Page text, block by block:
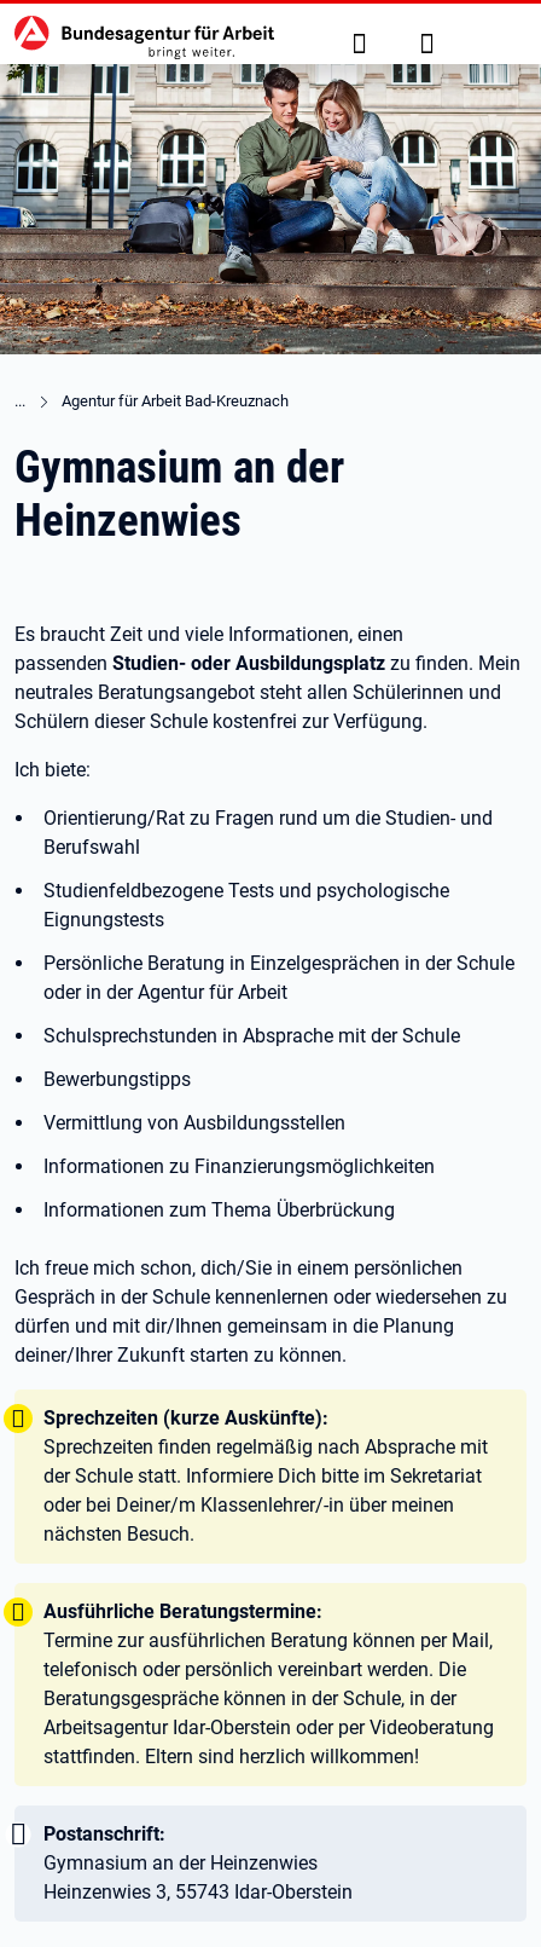
zu den Hauptinhalten springen
Hauptnavigation Suche Anmelden
Agentur für Arbeit Bad-Kreuznach
Gymnasium an der
Heinzenwies
Es braucht Zeit und viele Informationen, einen
passenden Studien- oder Ausbildungsplatz zu finden. Mein
neutrales Beratungsangebot steht allen Schülerinnen und
Schülern dieser Schule kostenfrei zur Verfügung.
Ich biete:
Orientierung/Rat zu Fragen rund um die Studien- und
Berufswahl
Studienfeldbezogene Tests und psychologische
Eignungstests
Persönliche Beratung in Einzelgesprächen in der Schule
oder in der Agentur für Arbeit
Schulsprechstunden in Absprache mit der Schule
Bewerbungstipps
Vermittlung von Ausbildungsstellen
Informationen zu Finanzierungsmöglichkeiten
Informationen zum Thema Überbrückung
Ich freue mich schon, dich/Sie in einem persönlichen
Gespräch in der Schule kennenlernen oder wiedersehen zu
dürfen und mit dir/Ihnen gemeinsam in die Planung
deiner/Ihrer Zukunft starten zu können.
Tipp:
Sprechzeiten (kurze Auskünfte):
Sprechzeiten finden regelmäßig nach Absprache mit
der Schule statt. Informiere Dich bitte im Sekretariat
oder bei Deiner/m Klassenlehrer/-in über meinen
nächsten Besuch.
Tipp:
Ausführliche Beratungstermine:
Termine zur ausführlichen Beratung können per Mail,
telefonisch oder persönlich vereinbart werden. Die
Beratungsgespräche können in der Schule, in der
Arbeitsagentur Idar-Oberstein oder per Videoberatung
stattfinden. Eltern sind herzlich willkommen!
Wichtig:
Postanschrift:
Gymnasium an der Heinzenwies
Heinzenwies 3, 55743 Idar-Oberstein